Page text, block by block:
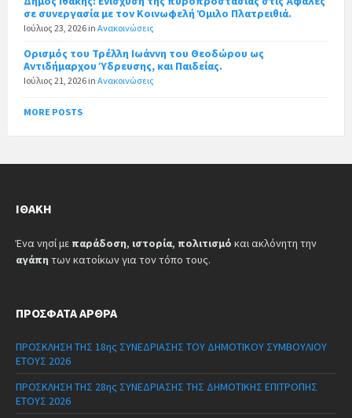
σε συνεργασία με τον Κοινωφελή Όμιλο Πλατρειθιά.
Ιούλιος 23, 2026 in Ανακοινώσεις
Ορισμός του Τρέλλη Ιωάννη του Θεοδώρου ως
Αντιδήμαρχου Ύδρευσης, και Παιδείας.
Ιούλιος 21, 2026 in Ανακοινώσεις
MORE POSTS
ΙΘΆΚΗ
Ένα νησί με παράδοση, ιστορία, πολιτισμό και ακλόνητη την
αγάπη των κατοίκων για τον τόπο τους.
ΠΡΌΣΦΑΤΑ ΆΡΘΡΑ
ΠΡΟΣΚΛΗΣΗ ΤΗΣ 18ης ΣΥΝΕΔΡΙΑΣΗΣ ΤΟΥ ΔΗΜΟΤΙΚΟΥ ΣΥΜΒΟΥΛΙΟΥ
ΕΤΟΥΣ 2026
ΠΡΟΣΚΛΗΣΗ ΤΗΣ 28ης ΣΥΝΕΔΡΙΑΣΗΣ ΤΗΣ ΔΗΜΟΤΙΚΗΣ ΕΠΙΤΡΟΠΗΣ
ΕΤΟΥΣ 2026